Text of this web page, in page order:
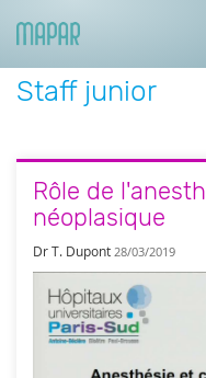
Staff junior
Rôle de
néoplasique
Dr T. Dupont 28/03/2019